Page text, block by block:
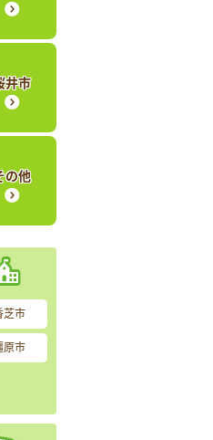
井市
の他
芝市
原市